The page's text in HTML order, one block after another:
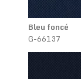
Bleu foncé
G-66137